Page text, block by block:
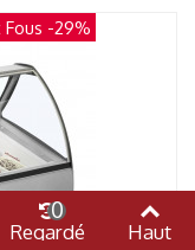
Fous -29%
Regardé
0
Haut